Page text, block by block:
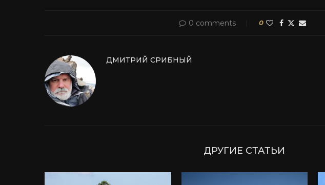
0 comments 0
ДМИТРИЙ СРИБНЫЙ
ДРУГИЕ СТАТЬИ